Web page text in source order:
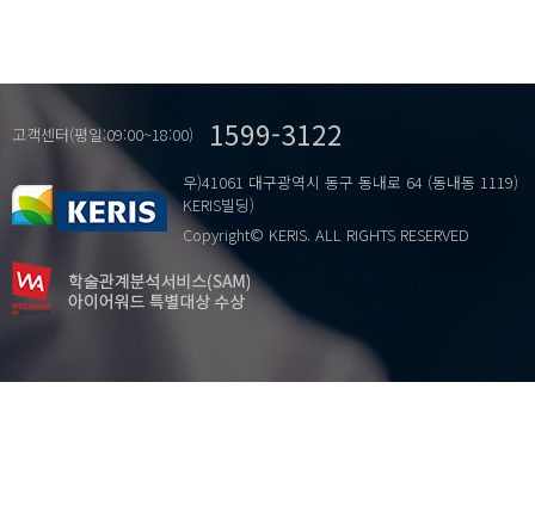
고객센터(평일:09:00~18:00) 1599-3122
우)41061 대구광역시 동구 동내로 64 (동내동 1119)
KERIS빌딩)
Copyright© KERIS. ALL RIGHTS RESERVED